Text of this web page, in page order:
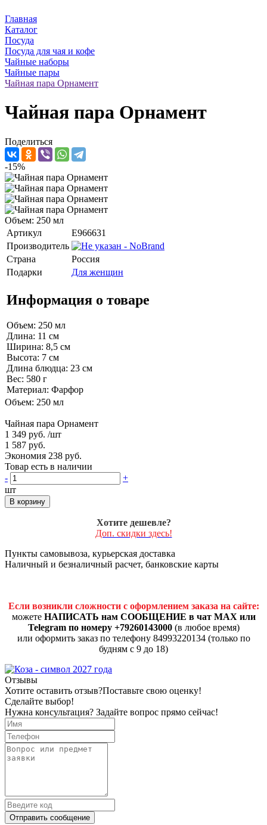
Главная
Каталог
Посуда
Посуда для чая и кофе
Чайные наборы
Чайные пары
Чайная пара Орнамент
Чайная пара Орнамент
Поделиться
-15%
Объем: 250 мл
Артикул
E966631
Производитель
Страна
Россия
Подарки
Для женщин
Информация о товаре
Объем: 250 мл
Длина: 11 см
Ширина: 8,5 см
Высота: 7 см
Длина блюдца: 23 см
Вес: 580 г
Материал: Фарфор
Объем: 250 мл
Чайная пара Орнамент
1 349 руб. /шт
1 587 руб.
Экономия 238 руб.
Товар есть в наличии
-
+
шт
В корзину
Хотите дешевле?
Доп. скидки здесь!
Пункты самовывоза, курьерская доставка
Наличный и безналичный расчет, банковские карты
Если возникли сложности с оформлением заказа на сайте:
можете НАПИСАТЬ нам СООБЩЕНИЕ в чат MAX или
Telegram по номеру +79260143000(в любое время)
или оформить заказ по телефону 84993220134 (только по
будням с 9 до 18)
Отзывы
Хотите оставить отзыв?Поставьте свою оценку!
Сделайте выбор!
Нужна консультация? Задайте вопрос прямо сейчас!
Отправить сообщение